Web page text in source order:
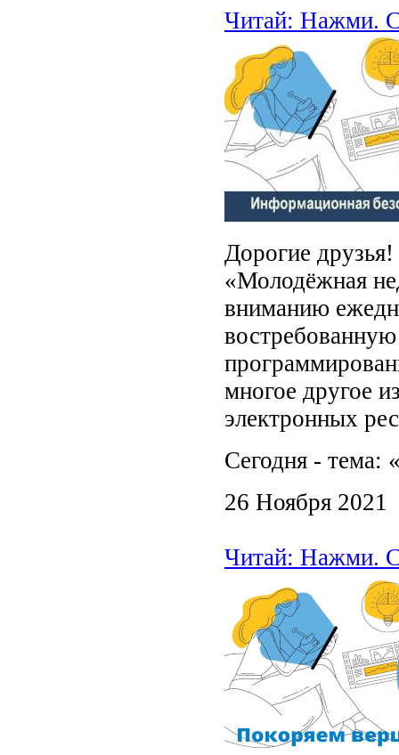
Читай: Нажми.
Дорогие
«Молодёжная
вниманию
многое другое
электронных
Сегодня - тема:
26 Ноября 2021
Читай: Нажми.